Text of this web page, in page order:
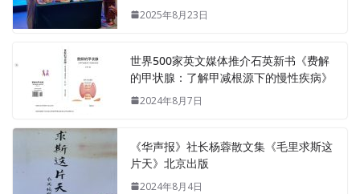
2025年8月23日
世界500家英文媒体推介石英新书《费解
的甲状腺：了解甲减根源下的慢性疾病》
2024年8月7日
《华声报》社长杨蓉散文集《毛里求斯这
片天》北京出版
2024年8月4日